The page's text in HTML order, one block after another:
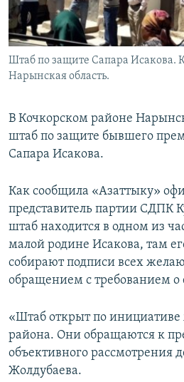
Штаб по защите Сапара Исакова.
Нарынская область.
В Кочкорском районе
штаб по защите бывшего
Сапара Исакова.
Как сообщила «Азаттыку»
представитель партии СДПК
штаб находится в одном из
малой родине Исакова, там
собирают подписи всех
обращением с требованием о
«Штаб открыт по инициативе
района. Они обращаются к
объективного рассмотрения
Жолдубаева.